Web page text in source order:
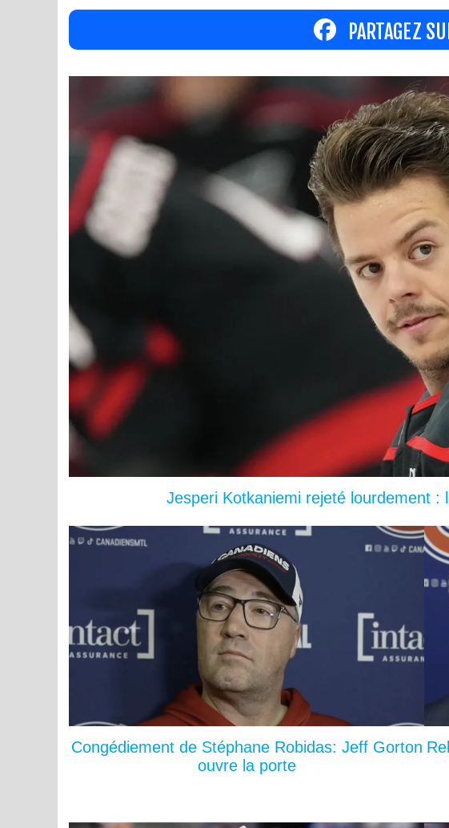
PARTAGEZ
Jesperi Kotkaniemi rejeté lourdement :
Congédiement de Stéphane Robidas: Jeff Gorton
ouvre la porte